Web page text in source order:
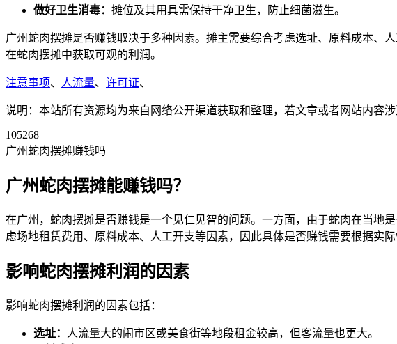
做好卫生消毒： 摊位及其用具需保持干净卫生，防止细菌滋生。
广州蛇肉摆摊是否赚钱取决于多种因素。摊主需要综合考虑选址、原料成本、
在蛇肉摆摊中获取可观的利润。
注意事项、 人流量、 许可证、
说明：本站所有资源均为来自网络公开渠道获取和整理，若文章或者网站内容
105268
广州蛇肉摆摊赚钱吗
广州蛇肉摆摊能赚钱吗？
在广州，蛇肉摆摊是否赚钱是一个见仁见智的问题。一方面，由于蛇肉在当地
虑场地租赁费用、原料成本、人工开支等因素，因此具体是否赚钱需要根据实际
影响蛇肉摆摊利润的因素
影响蛇肉摆摊利润的因素包括：
选址：
人流量大的闹市区或美食街等地段租金较高，但客流量也更大。